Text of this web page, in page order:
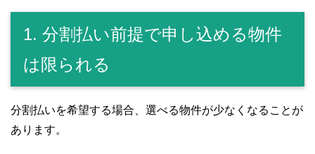
1. 分割払い前提で申し込める物件
は限られる
分割払いを希望する場合、選べる物件が少なくなることが
あります。